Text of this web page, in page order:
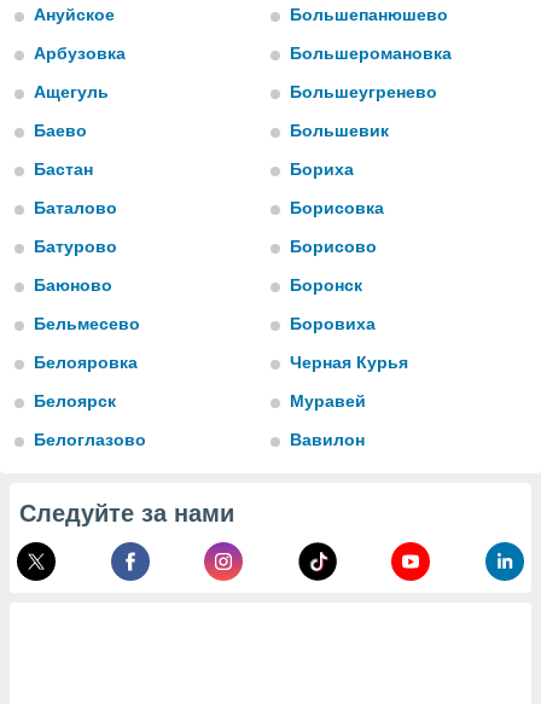
к веб-
всех
наших
и
на веб-
основе.
cookie
в
Ануйское
Арбузовка
Ащегуль
Баево
Бастан
Баталово
Батурово
Баюново
Бельмесево
Белояровка
Белоярск
Белоглазово
Большепанюшево
Большеромановка
Большеугренево
Большевик
Бориха
Борисовка
Борисово
Боронск
Боровиха
Черная Курья
Муравей
Вавилон
Следуйте за нами